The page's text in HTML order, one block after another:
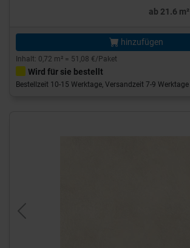
ab 21.6 m²
hinzufügen
Inhalt: 0,72 m² = 51,08 €/Paket
Wird für sie bestellt
Bestellzeit 10-15 Werktage, Versandzeit 7-9 Werktage
Previous